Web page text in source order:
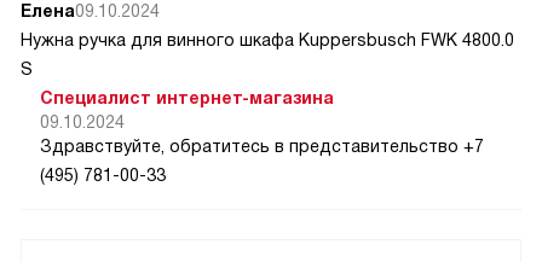
Елена09.10.2024
Нужна ручка для винного шкафа Kuppersbusch FWK 4800.0
S
Специалист интернет-магазина
09.10.2024
Здравствуйте, обратитесь в представительство +7
(495) 781-00-33